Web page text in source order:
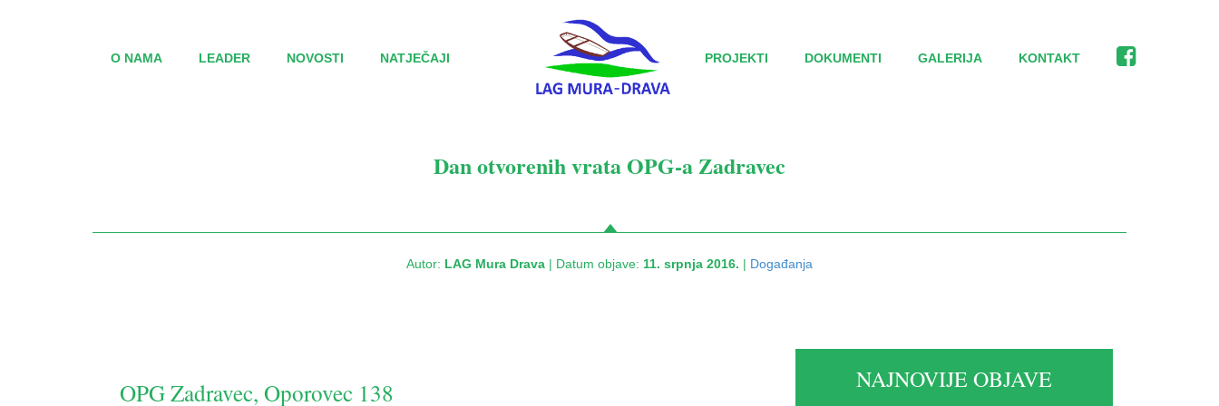
O NAMA LEADER NOVOSTI NATJEČAJI PROJEKTI DOKUMENTI GALERIJA KONTAKT
Dan otvorenih vrata OPG-a Zadravec
Autor: LAG Mura Drava | Datum objave: 11. srpnja 2016. | Događanja
OPG Zadravec, Oporovec 138 NAJNOVIJE OBJAVE